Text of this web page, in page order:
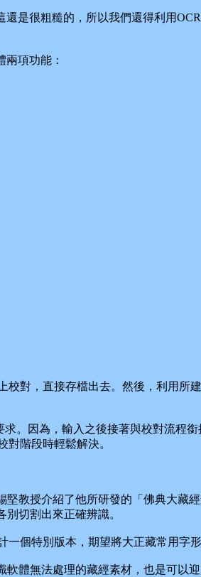
很粗糙的，所以我們還得利用
項功能：
，直接存檔出去。然後，利用所
因為，輸入之後接著與校對流程
階段時輕鬆解決。
授介紹了他所研發的「佛典大藏
切割出來正確辨識。
特別版本，期望將大正藏常用字
體無法處理的藏經素材，也是可以迎